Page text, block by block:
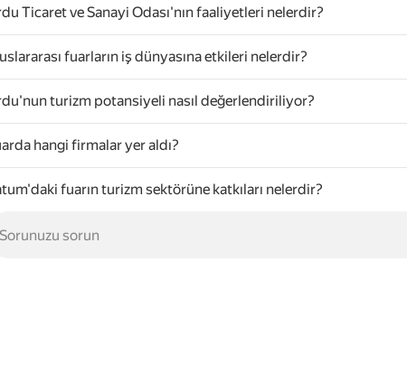
Ticaret ve Sanayi Odası'nın faaliyetleri nelerdir?
fuarların iş dünyasına etkileri nelerdir?
turizm potansiyeli nasıl değerlendiriliyor?
hangi firmalar yer aldı?
fuarın turizm sektörüne katkıları nelerdir?